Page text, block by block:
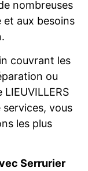
nombreuses
et aux besoins
couvrant les
ou
vous
les plus
Serrurier